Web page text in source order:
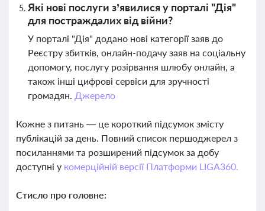
Які нові послуги з’явилися у порталі "Дія"
для постраждалих від війни?
У порталі "Дія" додано нові категорії заяв до
Реєстру збитків, онлайн-подачу заяв на соціальну
допомогу, послугу розірвання шлюбу онлайн, а
також інші цифрові сервіси для зручності
громадян. Джерело
Кожне з питань — це короткий підсумок змісту
публікацій за день. Повний список першоджерел з
посиланнями та розширений підсумок за добу
доступні у комерційній версії Платформи LIGA360.
Стисло про головне: